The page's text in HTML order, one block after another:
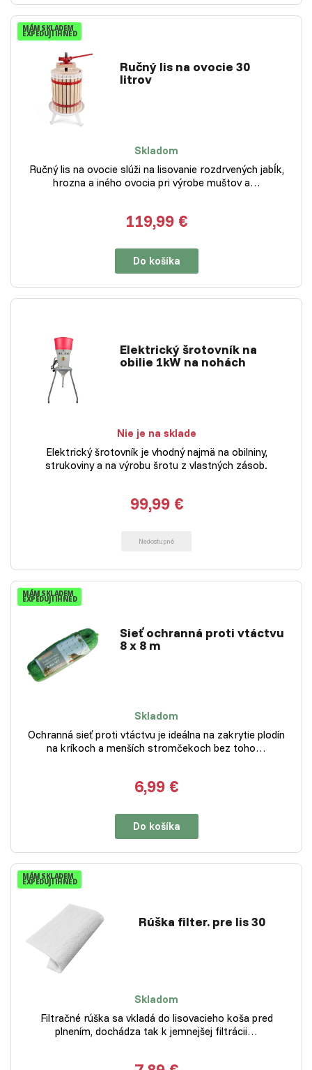
MÁM SKLADEM
EXPEDUJI IHNED
Ručný lis na ovocie 30
litrov
Skladom
Ručný lis na ovocie slúži na lisovanie rozdrvených jabĺk,
hrozna a iného ovocia pri výrobe muštov a…
119,99 €
Do košíka
Elektrický šrotovník na
obilie 1kW na nohách
Nie je na sklade
Elektrický šrotovník je vhodný najmä na obilniny,
strukoviny a na výrobu šrotu z vlastných zásob.
99,99 €
Nedostupné
MÁM SKLADEM
EXPEDUJI IHNED
Sieť ochranná proti vtáctvu
8 x 8 m
Skladom
Ochranná sieť proti vtáctvu je ideálna na zakrytie plodín
na kríkoch a menších stromčekoch bez toho…
6,99 €
Do košíka
MÁM SKLADEM
EXPEDUJI IHNED
Rúška filter. pre lis 30
Skladom
Filtračné rúška sa vkladá do lisovacieho koša pred
plnením, dochádza tak k jemnejšej filtrácii…